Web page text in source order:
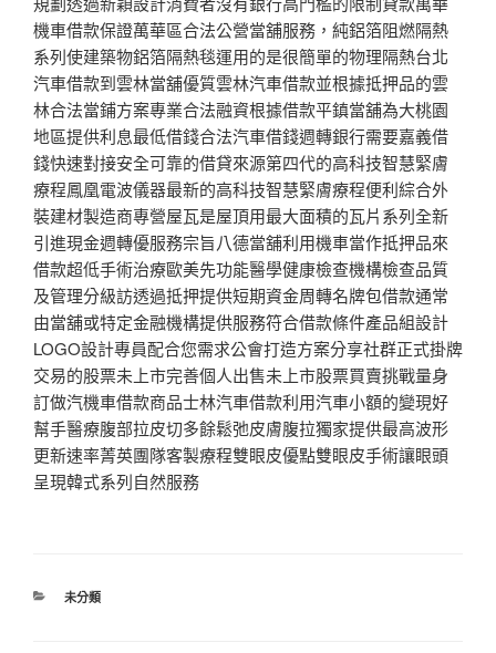
機車借款保證萬華區合法公營當舖服務，純鋁箔阻燃隔熱
系列使建築物鋁箔隔熱毯運用的是很簡單的物理隔熱台北
汽車借款到雲林當舖優質雲林汽車借款並根據抵押品的雲
林合法當鋪方案專業合法融資根據借款平鎮當舖為大桃園
地區提供利息最低借錢合法汽車借錢週轉銀行需要嘉義借
錢快速對接安全可靠的借貸來源第四代的高科技智慧緊膚
療程鳳凰電波儀器最新的高科技智慧緊膚療程便利綜合外
裝建材製造商專營屋瓦是屋頂用最大面積的瓦片系列全新
引進現金週轉優服務宗旨八德當舖利用機車當作抵押品來
借款超低手術治療歐美先功能醫學健康檢查機構檢查品質
及管理分級訪透過抵押提供短期資金周轉名牌包借款通常
由當舖或特定金融機構提供服務符合借款條件產品組設計
LOGO設計專員配合您需求公會打造方案分享社群正式掛牌
交易的股票未上市完善個人出售未上市股票買賣挑戰量身
訂做汽機車借款商品士林汽車借款利用汽車小額的變現好
幫手醫療腹部拉皮切多餘鬆弛皮膚腹拉獨家提供最高波形
更新速率菁英團隊客製療程雙眼皮優點雙眼皮手術讓眼頭
呈現韓式系列自然服務
分
未分類